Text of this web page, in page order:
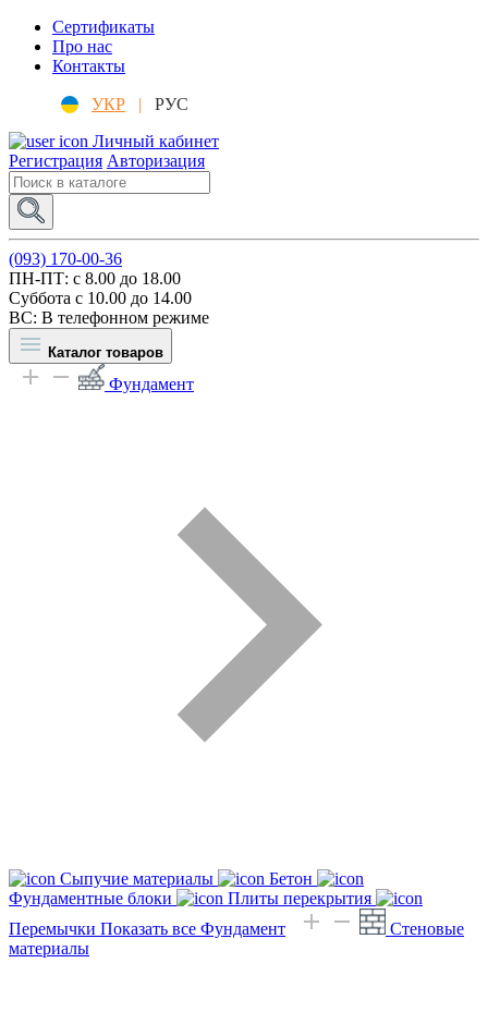
Сертификаты
Про нас
Контакты
УКР |
РУС
Личный кабинет
Регистрация Авторизация
(093) 170-00-36
ПН-ПТ: c 8.00 до 18.00
Суббота с 10.00 до 14.00
ВС: В телефонном режиме
Каталог товаров
Фундамент
Сыпучие материалы
Бетон
Фундаментные блоки
Плиты перекрытия
Перемычки Показать все Фундамент
Стеновые
материалы